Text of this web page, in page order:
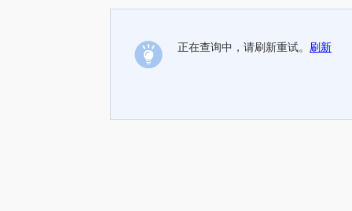
正在查询中，请刷新重试。 刷新